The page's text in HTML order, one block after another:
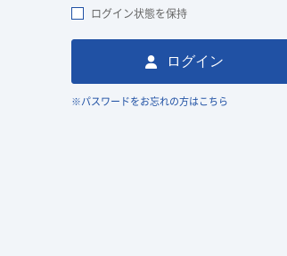
ログイン状態を保持
ログイン
※パスワードをお忘れの方はこちら